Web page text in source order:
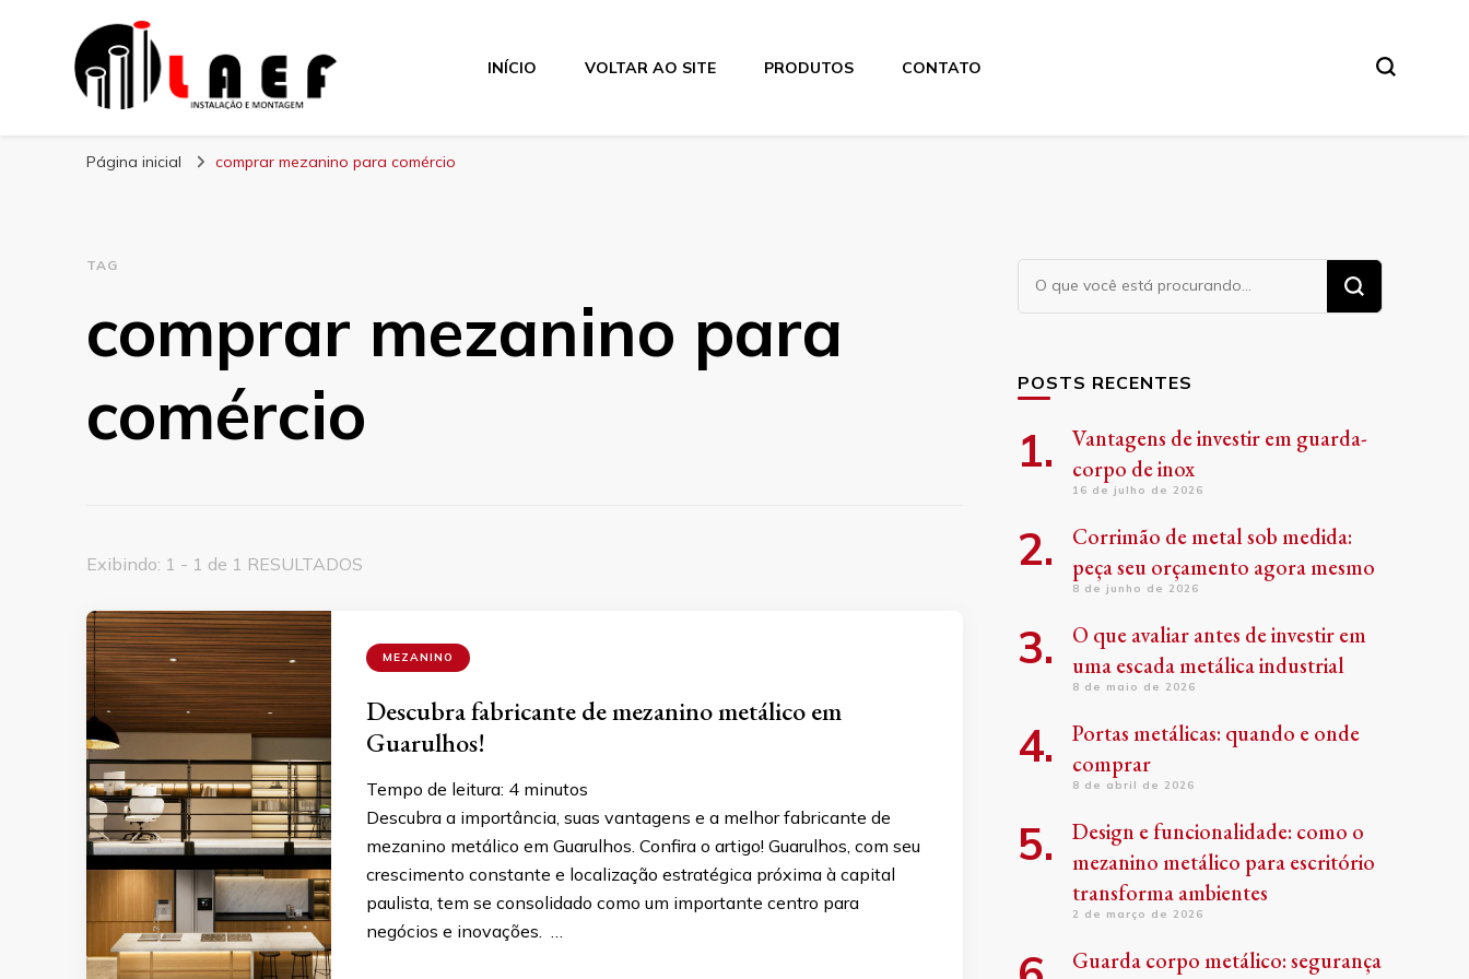
Laef
INÍCIO VOLTAR AO SITE PRODUTOS CONTATO
Página inicial comprar mezanino para comércio
TAG
comprar mezanino para
comércio
Exibindo: 1 - 1 de 1 RESULTADOS
MEZANINO
Descubra fabricante de mezanino metálico em
Guarulhos!
Tempo de leitura: 4 minutos
Descubra a importância, suas vantagens e a melhor fabricante de
mezanino metálico em Guarulhos. Confira o artigo! Guarulhos, com seu
crescimento constante e localização estratégica próxima à capital
paulista, tem se consolidado como um importante centro para
negócios e inovações. …
Procurando
algo?
POSTS RECENTES
Vantagens de investir em guarda-
corpo de inox
16 de julho de 2026
Corrimão de metal sob medida:
peça seu orçamento agora mesmo
8 de junho de 2026
O que avaliar antes de investir em
uma escada metálica industrial
8 de maio de 2026
Portas metálicas: quando e onde
comprar
8 de abril de 2026
Design e funcionalidade: como o
mezanino metálico para escritório
transforma ambientes
2 de março de 2026
Guarda corpo metálico: segurança